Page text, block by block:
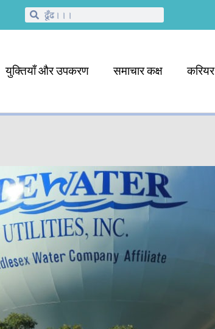
युक्तियाँ और उपकरण समाचार कक्ष करियर